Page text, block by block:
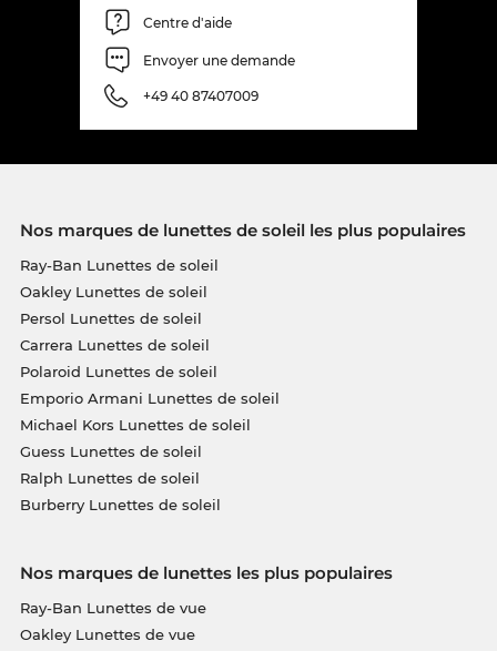
Centre d'aide
Envoyer une demande
+49 40 87407009
Nos marques de lunettes de soleil les plus populaires
Ray-Ban Lunettes de soleil
Oakley Lunettes de soleil
Persol Lunettes de soleil
Carrera Lunettes de soleil
Polaroid Lunettes de soleil
Emporio Armani Lunettes de soleil
Michael Kors Lunettes de soleil
Guess Lunettes de soleil
Ralph Lunettes de soleil
Burberry Lunettes de soleil
Nos marques de lunettes les plus populaires
Ray-Ban Lunettes de vue
Oakley Lunettes de vue